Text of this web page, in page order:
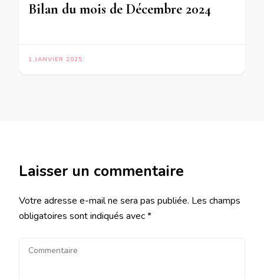
Bilan du mois de Décembre 2024
1 JANVIER 2025
Laisser un commentaire
Votre adresse e-mail ne sera pas publiée. Les champs
obligatoires sont indiqués avec*